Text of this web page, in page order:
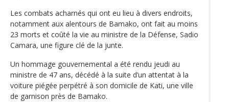
Les combats acharnés qui ont eu lieu à divers endroits,
notamment aux alentours de Bamako, ont fait au moins
23 morts et coûté la vie au ministre de la Défense, Sadio
Camara, une figure clé de la junte.
Un hommage gouvernemental a été rendu jeudi au
ministre de 47 ans, décédé à la suite d’un attentat à la
voiture piégée perpétré à son domicile de Kati, une ville
de garnison près de Bamako.